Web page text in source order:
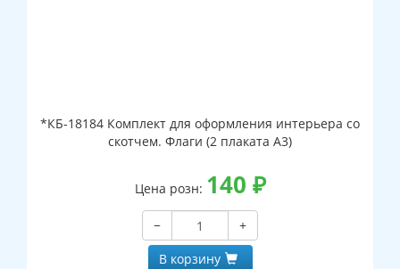
*КБ-18184 Комплект для оформления интерьера со
скотчем. Флаги (2 плаката А3)
Цена розн: 140 ₽
−
+
В корзину